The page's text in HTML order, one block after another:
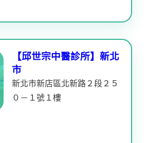
【邱世宗中醫診所】新北
市
新北市新店區北新路２段２５
０－１號１樓